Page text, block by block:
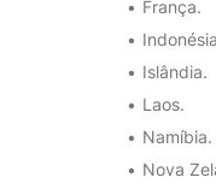
França.
Islândia.
Laos.
Namíbia.
Nova